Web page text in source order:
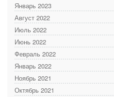
Январь 2023
Август 2022
Июль 2022
Июнь 2022
Февраль 2022
Январь 2022
Ноябрь 2021
Октябрь 2021